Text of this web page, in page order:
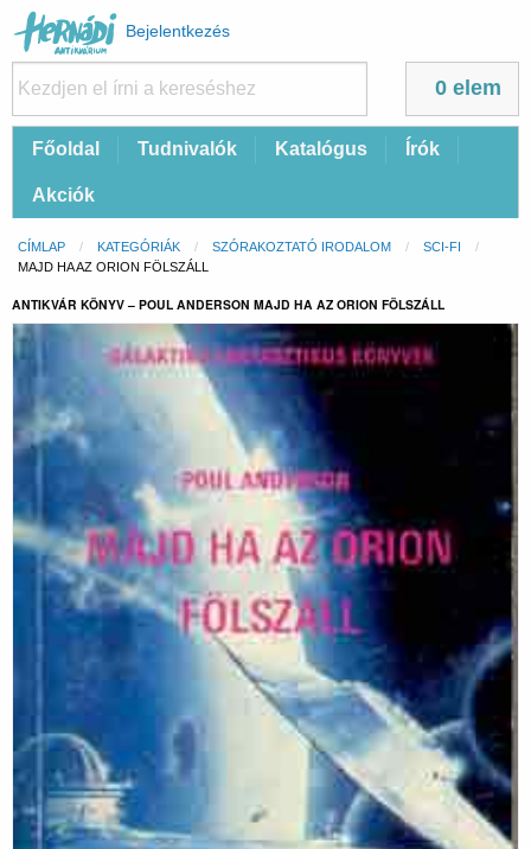
Felhasználói
fiók
menüje
Bejelentkezés
0 elem
FőFőoldal Tudnivalók Katalógus Írók
Akciók
Morzsa
CÍMLAP KATEGÓRIÁK SZÓRAKOZTATÓ IRODALOM
SCI-FI
CURRENT:
MAJD HA AZ ORION FÖLSZÁLL
ANTIKVÁR KÖNYV – POUL ANDERSON MAJD HA AZ ORION FÖLSZÁLL